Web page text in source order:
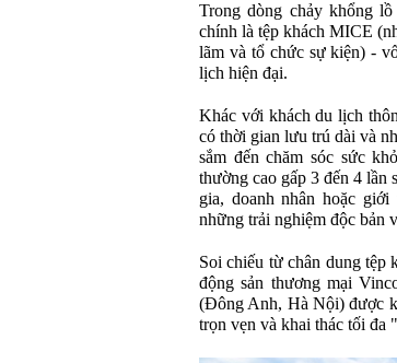
Trong dòng chảy khổng
chính là tệp khách MICE
lãm và tổ chức sự kiện) -
lịch hiện đại.
Khác với khách du lịch
có thời gian lưu trú dài và
sắm đến chăm sóc sức
thường cao gấp 3 đến 4 lần
gia, doanh nhân hoặc
những trải nghiệm độc bản
Soi chiếu từ chân dung tệp
động sản thương mại
(Đông Anh, Hà Nội) được
trọn vẹn và khai thác tối đa